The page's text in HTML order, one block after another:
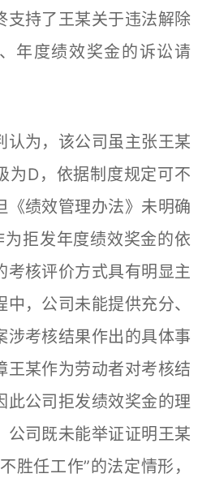
支持了王某关于违法解除
年度绩效奖金的诉讼请
为，该公司虽主张王某
为D，依据制度规定可不
《绩效管理办法》未明确
拒发年度绩效奖金的依
考核评价方式具有明显主
，公司未能提供充分、
涉考核结果作出的具体事
王某作为劳动者对考核结
此公司拒发绩效奖金的理
公司既未能举证证明王某
胜任工作”的法定情形，